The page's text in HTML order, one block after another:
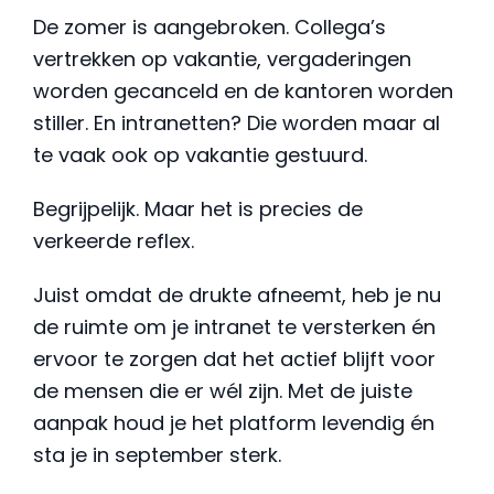
De zomer is aangebroken. Collega’s
vertrekken op vakantie, vergaderingen
worden gecanceld en de kantoren worden
stiller. En intranetten? Die worden maar al
te vaak ook op vakantie gestuurd.
Begrijpelijk. Maar het is precies de
verkeerde reflex.
Juist omdat de drukte afneemt, heb je nu
de ruimte om je intranet te versterken én
ervoor te zorgen dat het actief blijft voor
de mensen die er wél zijn. Met de juiste
aanpak houd je het platform levendig én
sta je in september sterk.